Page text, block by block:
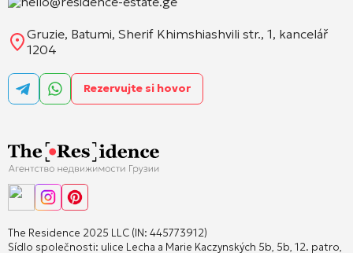
The Residence 2025 LLC (IN: 445773912)
Sídlo společnosti: ulice Lecha a Marie Kaczynských 5b, 5b, 12. patro,
Gruzie, Batumi, Sherif Khimshiashvili str., 1, kancelář
1204
Rezervujte si hovor